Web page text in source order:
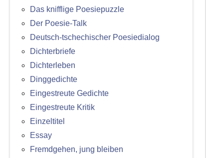
Das knifflige Poesiepuzzle
Der Poesie-Talk
Deutsch-tschechischer Poesiedialog
Dichterbriefe
Dichterleben
Dinggedichte
Eingestreute Gedichte
Eingestreute Kritik
Einzeltitel
Essay
Fremdgehen, jung bleiben